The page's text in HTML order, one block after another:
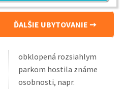
ĎALŠIE UBYTOVANIE
obklopená rozsiahlym
parkom hostila známe
osobnosti, napr.